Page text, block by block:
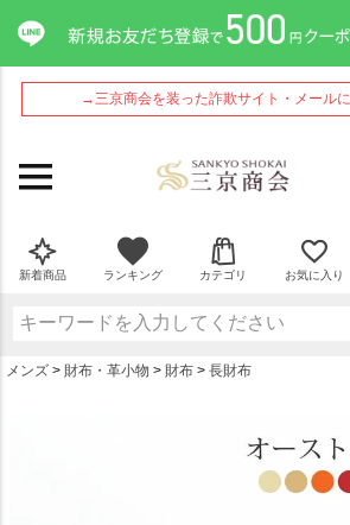
→三京商会を装った詐欺サイト・メール
新着商品 ランキング カテゴリ お気に入り
メンズ 財布・革小物 財布 長財布